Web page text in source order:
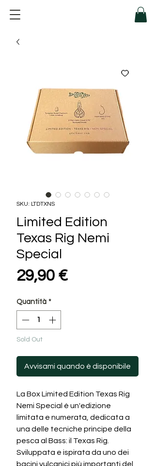
SKU: LTDTXNS
Limited Edition
Texas Rig Nemi
Special
29,90 €Prezzo
Quantità *
Sold Out
Avvisami quando è disponibile
La Box Limited Edition Texas Rig
Nemi Special é un'edizione
limitata e numerata, dedicata a
una delle tecniche principe della
pesca al Bass: il Texas Rig.
Sviluppata e ispirata da uno dei
bacini vulcanici più importanti del